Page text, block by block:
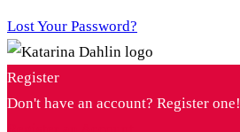
Lost Your Password?
Register
Don't have an account? Register one!